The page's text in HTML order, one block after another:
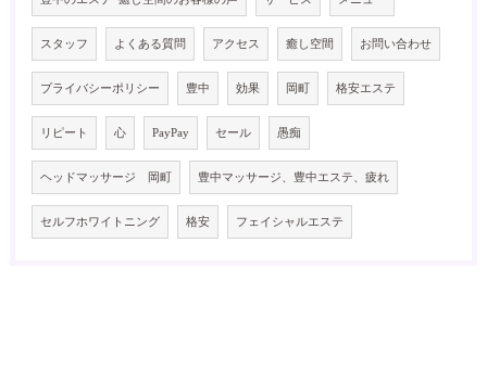
スタッフ よくある質問 アクセス 癒し空間 お問い合わせ
プライバシーポリシー 豊中 効果 岡町 格安エステ
リピート 心 PayPay セール 愚痴
ヘッドマッサージ 岡町 豊中マッサージ、豊中エステ、疲れ
セルフホワイトニング 格安 フェイシャルエステ